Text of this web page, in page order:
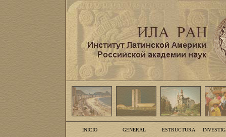
INICIO GENERAL ESTRUCTURA